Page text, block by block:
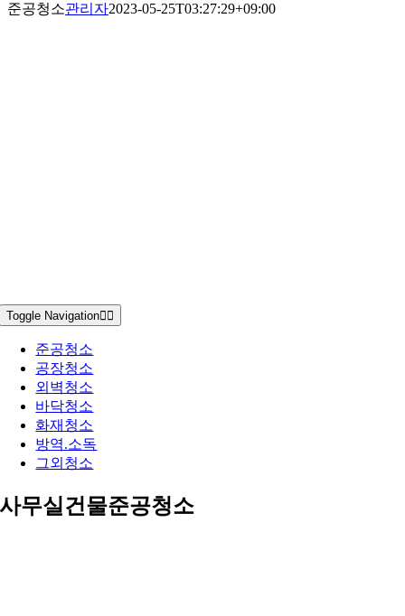
준공청소관리자2023-05-25T03:27:29+09:00
Toggle Navigation
준공청소
공장청소
외벽청소
바닥청소
화재청소
방역.소독
그외청소
사무실건물준공청소